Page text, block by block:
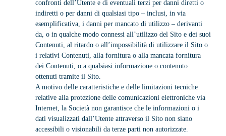
confronti dell’Utente e di eventuali terzi per danni diretti o
indiretti o per danni di qualsiasi tipo – inclusi, in via
esemplificativa, i danni per mancato di utilizzo – derivanti
da, o in qualche modo connessi all’utilizzo del Sito e dei suoi
Contenuti, al ritardo o all’impossibilità di utilizzare il Sito o
i relativi Contenuti, alla fornitura o alla mancata fornitura
dei Contenuti, o a qualsiasi informazione o contenuto
ottenuti tramite il Sito.
A motivo delle caratteristiche e delle limitazioni tecniche
relative alla protezione delle comunicazioni elettroniche via
Internet, la Società non garantisce che le informazioni o i
dati visualizzati dall’Utente attraverso il Sito non siano
accessibili o visionabili da terze parti non autorizzate.